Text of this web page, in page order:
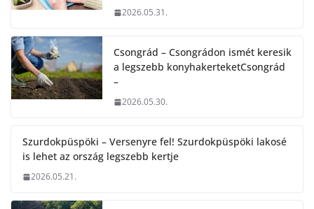
2026.05.31.
Csongrád – Csongrádon ismét keresik
a legszebb konyhakerteketCsongrád
–
2026.05.30.
Szurdokpüspöki – Versenyre fel! Szurdokpüspöki lakosé
is lehet az ország legszebb kertje
2026.05.21.